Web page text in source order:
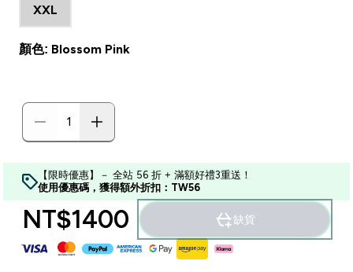
XXL
顏色: Blossom Pink
【限時優惠】－ 全站 56 折 + 滿額好禮3重送！
使用優惠碼，獲得額外折扣：TW56
NT$1400‎ 缺貨